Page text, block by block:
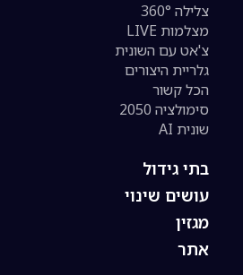
צלילה 360°
מצלמות LIVE
צ'אט עם השונית
גלריית היצורים
הכל קשור
סימולציה 2050
שונית AI
בתי גידול
עושים שינוי
מגזין
אתר